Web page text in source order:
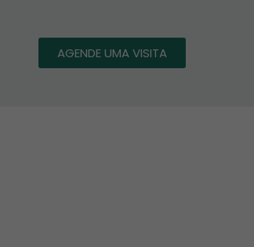
AGENDE UMA VISITA